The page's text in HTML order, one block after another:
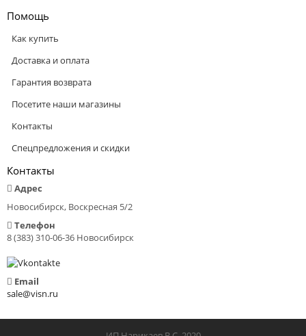
Помощь
Как купить
Доставка и оплата
Гарантия возврата
Посетите наши магазины
Контакты
Спецпредложения и скидки
Контакты
Адрес
Новосибирск, Воскресная 5/2
Телефон
8 (383) 310-06-36 Новосибирск
Email
sale@visn.ru